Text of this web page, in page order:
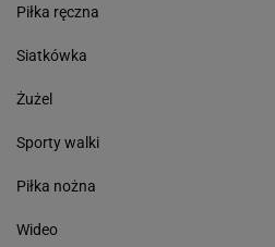
Piłka ręczna
Siatkówka
Żużel
Sporty walki
Piłka nożna
Wideo